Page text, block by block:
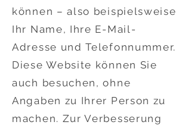
können – also beispielsweise
Ihr Name, Ihre E-Mail-
Adresse und Telefonnummer.
Diese Website können Sie
auch besuchen, ohne
Angaben zu Ihrer Person zu
machen. Zur Verbesserung